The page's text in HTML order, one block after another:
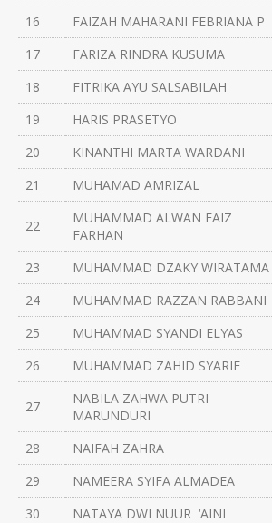
16 FAIZAH MAHARANI FEBRIANA P
17
FARIZA RINDRA KUSUMA
18
FITRIKA AYU SALSABILAH
19
HARIS PRASETYO
20
KINANTHI MARTA WARDANI
21
MUHAMAD AMRIZAL
22
MUHAMMAD ALWAN FAIZ
FARHAN
23 MUHAMMAD DZAKY WIRATAMA
24
MUHAMMAD RAZZAN RABBANI
25
MUHAMMAD SYANDI ELYAS
26
MUHAMMAD ZAHID SYARIF
27
NABILA ZAHWA PUTRI
MARUNDURI
28
NAIFAH ZAHRA
29
NAMEERA SYIFA ALMADEA
30
NATAYA DWI NUUR ‘AINI